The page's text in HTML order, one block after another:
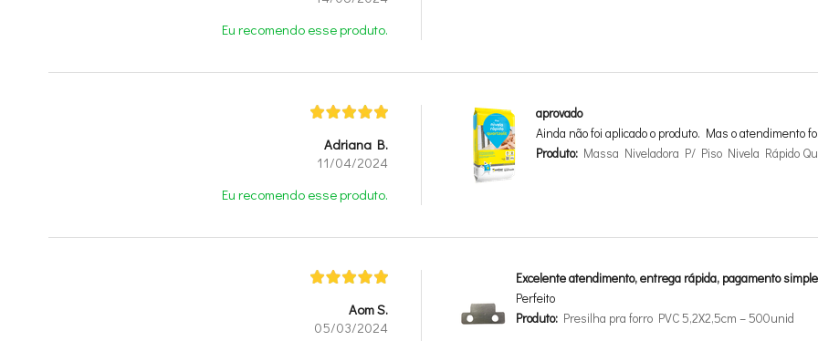
Eu recomendo esse produto.
Adriana B.
11/04/2024
Eu recomendo esse produto.
aprovado
Ainda não foi aplicado o produto. Mas o atendimento
Produto: Massa Niveladora P/ Piso Nivela Rápido
Aom S.
05/03/2024
Excelente atendimento, entrega rápida, pagamento
Perfeito
Produto: Presilha pra forro PVC 5,2X2,5cm – 500unid